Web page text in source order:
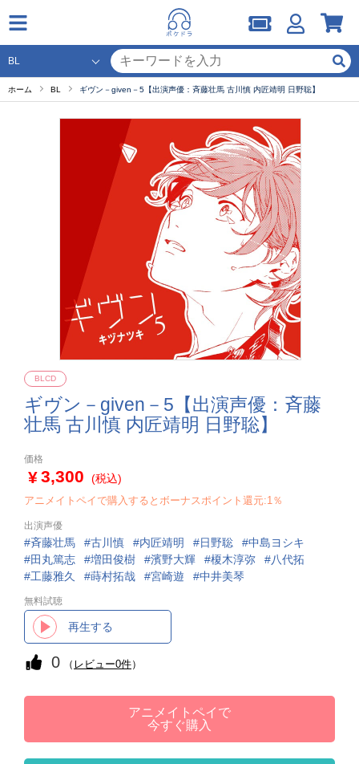
ホーム BL ギヴン－given－5【出演声優：斉藤壮馬 古川慎 内匠靖明 日野聡】
ギヴン－given－5【出演声優：斉藤
壮馬 古川慎 内匠靖明 日野聡】
BLCD
価格
3,300 (税込)
アニメイトペイで購入するとボーナスポイント還元:1％
出演声優
斉藤壮馬 古川慎 内匠靖明 日野聡
中島ヨシキ
田丸篤志
増田俊樹 濱野大輝 榎木淳弥
八代拓
工藤雅久
蒔村拓哉 宮崎遊 中井美琴
無料試聴
再生する
0 （ レビュー0件）
アニメイトペイで
今すぐ購入